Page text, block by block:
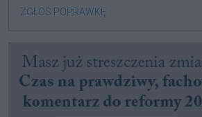
ZGŁOŚ POPRAWKĘ